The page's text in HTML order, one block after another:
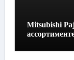
Mitsubishi